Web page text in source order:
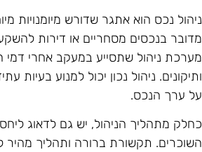
נכס הוא אתגר שדורש מיומנויות
בנכסים מסחריים או דירות
ניהול שתסייע במעקב אחרי דמי
ניהול נכון יכול למנוע בעיות
ערך הנכס.
מתהליך הניהול, יש גם לדאוג
תקשורת ברורה ותהליך מהיר